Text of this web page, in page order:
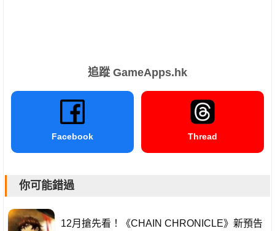
追蹤 GameApps.hk
Facebook Thread
你可能錯過
12月搶先看！《CHAIN CHRONICLE》新預告